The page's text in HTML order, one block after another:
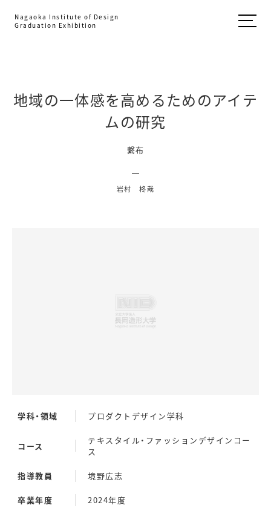
Nagaoka Institute of Design
Graduation Exhibition
地域の一体感を高めるためのアイテ
ムの研究
繫布
岩村 柊哉
学科・領域 プロダクトデザイン学科
コース
テキスタイル・ファッションデザインコー
ス
指導教員 境野広志
卒業年度 2024年度